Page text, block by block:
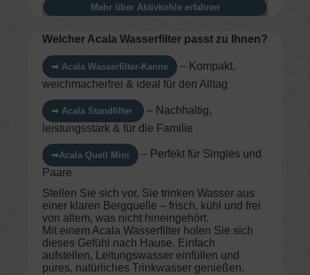
Mehr über Aktivkohle erfahren
Welcher Acala Wasserfilter passt zu Ihnen?
➡ Acala Wasserfilter-Kanne
– Kompakt,
weichmacherfrei & ideal für den Alltag
➡ Acala Standfilter
– Nachhaltig,
leistungsstark & für die Familie
➡Acala Quell Mini
– Perfekt für Singles und
Paare
Stellen Sie sich vor, Sie trinken Wasser aus
einer klaren Bergquelle – frisch, kühl und frei
von allem, was nicht hineingehört.
Mit einem Acala Wasserfilter holen Sie sich
dieses Gefühl nach Hause. Einfach
aufstellen, Leitungswasser einfüllen und
pures, natürliches Trinkwasser genießen.